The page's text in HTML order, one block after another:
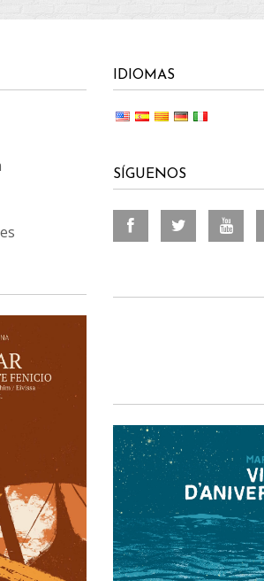
IDIOMAS
SÍGUENOS